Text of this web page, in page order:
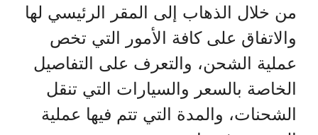
من خلال الذهاب إلى المقر الرئيسي لها
والاتفاق على كافة الأمور التي تخص
عملية الشحن، والتعرف على التفاصيل
الخاصة بالسعر والسيارات التي تنقل
الشحنات، والمدة التي تتم فيها عملية